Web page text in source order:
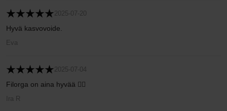
2025-07-20
Hyvä kasvovoide.
Eva
2025-07-04
Filorga on aina hyvää 👍🏻
Ira R